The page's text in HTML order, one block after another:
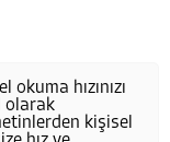
okuma hızınızı
olarak
kişisel